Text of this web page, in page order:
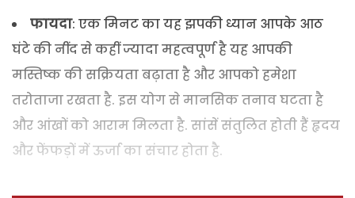
फायदा: एक मिनट का यह झपकी ध्यान आपके आठ
घंटे की नींद से कहीं ज्यादा महत्वपूर्ण है यह आपकी
मस्तिष्क की सक्रियता बढ़ाता है और आपको हमेशा
तरोताजा रखता है. इस योग से मानसिक तनाव घटता है
और आंखों को आराम मिलता है. सांसें संतुलित होती हैं हृदय
और फेंफड़ों में ऊर्जा का संचार होता है.